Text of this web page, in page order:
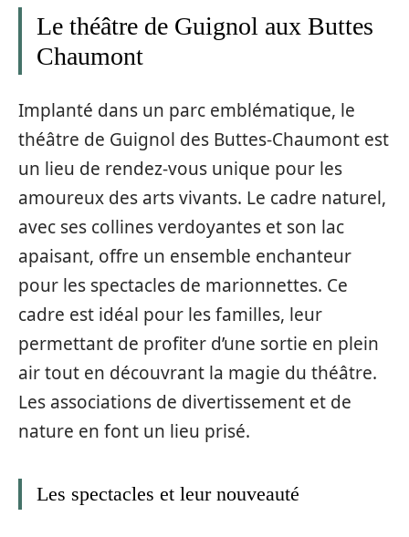
Le théâtre de Guignol aux Buttes
Chaumont
Implanté dans un parc emblématique, le
théâtre de Guignol des Buttes-Chaumont est
un lieu de rendez-vous unique pour les
amoureux des arts vivants. Le cadre naturel,
avec ses collines verdoyantes et son lac
apaisant, offre un ensemble enchanteur
pour les spectacles de marionnettes. Ce
cadre est idéal pour les familles, leur
permettant de profiter d’une sortie en plein
air tout en découvrant la magie du théâtre.
Les associations de divertissement et de
nature en font un lieu prisé.
Les spectacles et leur nouveauté